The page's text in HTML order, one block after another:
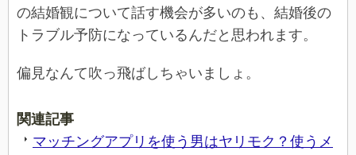
の結婚観について話す機会が多いのも、結婚後の
トラブル予防になっているんだと思われます。
偏見なんて吹っ飛ばしちゃいましょ。
関連記事
マッチングアプリを使う男はヤリモク？使うメ